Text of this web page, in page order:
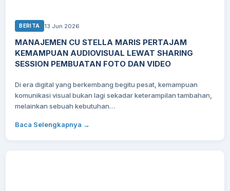
BERITA 13 Jun 2026
MANAJEMEN CU STELLA MARIS PERTAJAM
KEMAMPUAN AUDIOVISUAL LEWAT SHARING
SESSION PEMBUATAN FOTO DAN VIDEO
Di era digital yang berkembang begitu pesat, kemampuan
komunikasi visual bukan lagi sekadar keterampilan tambahan,
melainkan sebuah kebutuhan…
Baca Selengkapnya →